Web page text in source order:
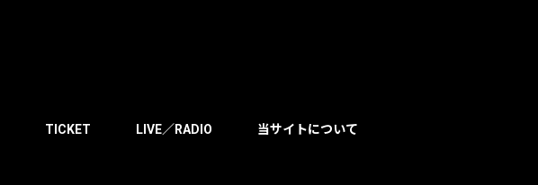
TICKET LIVE／RADIO 当サイトについて